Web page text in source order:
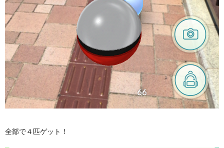
全部で４匹ゲット！